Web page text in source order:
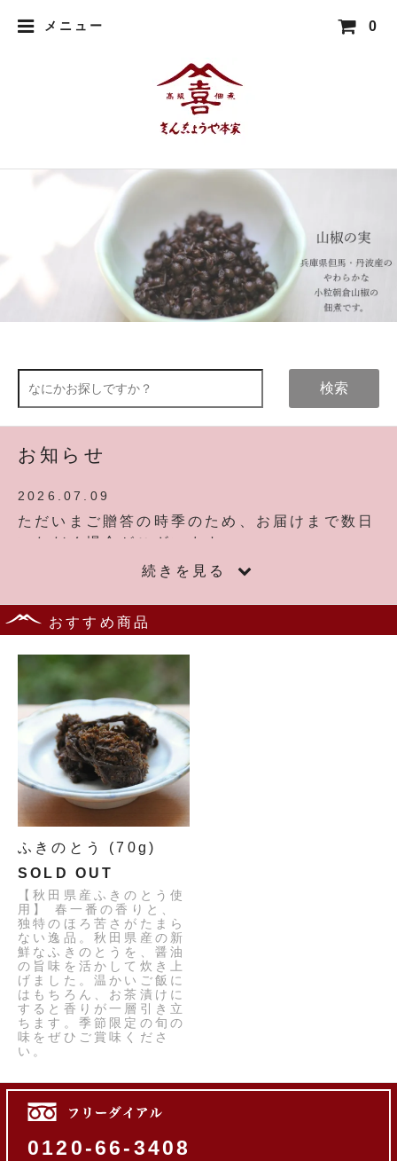
メニュー 0
検索
お知らせ
2026.07.09
ただいまご贈答の時季のため、お届けまで数日
いただく場合がございます。
あらかじめご了承くださいますようお願い申し
2026.07.07
売を再開いたしました。
2026.06.28
新発売：福井県三里浜産の三年子らっきょうの
な）」と呼ばれるサイズを使用した甘酢漬け
続きを見る
おすすめ商品
ふきのとう (70g)
SOLD OUT
【秋田県産ふきのとう使
用】 春一番の香りと、
独特のほろ苦さがたまら
ない逸品。秋田県産の新
鮮なふきのとうを、醤油
の旨味を活かして炊き上
げました。温かいご飯に
はもちろん、お茶漬けに
すると香りが一層引き立
ちます。季節限定の旬の
味をぜひご賞味くださ
い。
0120-66-3408